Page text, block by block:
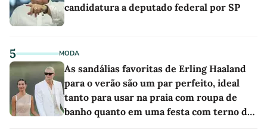
candidatura a deputado federal por SP
5 MODA
As sandálias favoritas de Erling Haaland
para o verão são um par perfeito, ideal
tanto para usar na praia com roupa de
banho quanto em uma festa com terno de